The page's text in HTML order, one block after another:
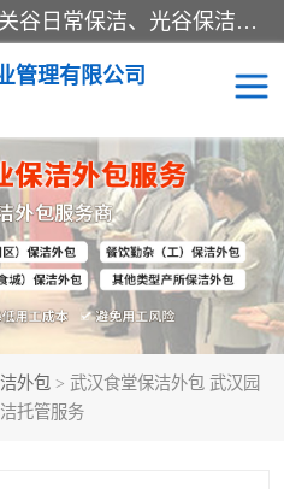
专业提供光谷物业保洁、关谷日常保洁、光谷保洁外包及武汉其他城区的单位日常保洁 武汉德聚和物业管理有限公司致力于打造中国专业物业保洁服务、日常保洁及其他保洁清洗外包服务。自公司成立以来提倡以先进的物业管理理念和模式经营，谋篇布局，以“至诚服务、精益求精、规范管理、锐意拓新”为质量方针，强化内部管理，为业主提供专业化、标准化和精细化的全方位物业服务，管理服务水平得到了广大业主和业内人士的一致好评。
管理有限公司
外包 > 武汉食堂保洁外包 武汉园
托管服务